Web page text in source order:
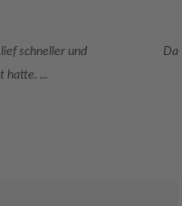
an Frau Adriana Sarca.
als ...